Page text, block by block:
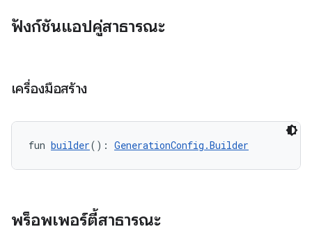
ฟังก์ชันแอปคู่สาธารณะ
เครื่องมือสร้าง
fun builder(): GenerationConfig.Builder
พร็อพเพอร์ตี้สาธารณะ